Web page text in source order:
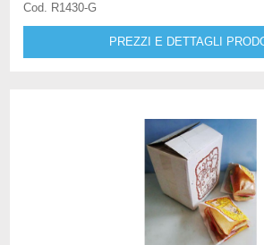
Cod. R1430-G
PREZZI E DETTAGLI